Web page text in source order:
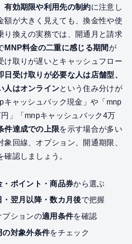
有効期限や利用先の制約に注意し
額が大きく見えても、換金性や使
り換えの実務では、開通月と請求
MNP料金の二重に感じる期間 が
け取りが遅いとキャッシュフロー
日受け取りが必要な人は店舗型、
人はオンラインという住み分けが
キャッシュバック現金」や「mnp
」「mnpキャッシュバック4万
件達成での上限を示す場合が多い
回線、オプション、開通期限、
認しましょう。
・ポイント・商品券から選ぶ
・翌月以降・数カ月後で把握
プションの適用条件を確認
の対象外条件をチェック